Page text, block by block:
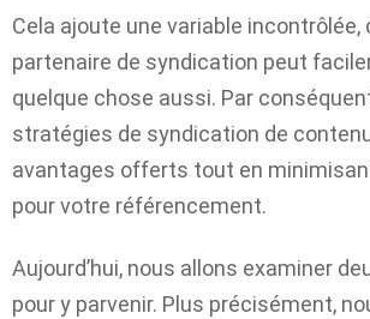
Cela ajoute une variable incontrôlée,
partenaire de syndication peut
quelque chose aussi. Par
stratégies de syndication de
avantages offerts tout en
pour votre référencement.
Aujourd’hui, nous allons examiner
pour y parvenir. Plus précisément,